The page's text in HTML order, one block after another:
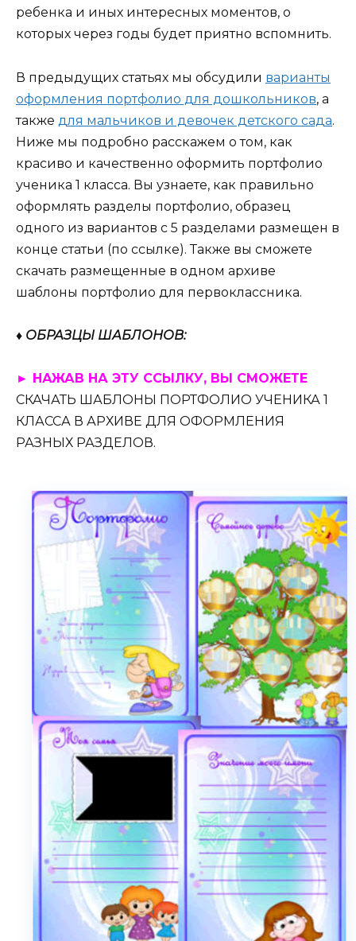
ребенка и иных интересных моментов, о
которых через годы будет приятно вспомнить.
В предыдущих статьях мы обсудили варианты
оформления портфолио для дошкольников, а
также для мальчиков и девочек детского сада.
Ниже мы подробно расскажем о том, как
красиво и качественно оформить портфолио
ученика 1 класса. Вы узнаете, как правильно
оформлять разделы портфолио, образец
одного из вариантов с 5 разделами размещен в
конце статьи (по ссылке). Также вы сможете
скачать размещенные в одном архиве
шаблоны портфолио для первоклассника.
♦ ОБРАЗЦЫ ШАБЛОНОВ:
► НАЖАВ НА ЭТУ ССЫЛКУ, ВЫ СМОЖЕТЕ
СКАЧАТЬ ШАБЛОНЫ ПОРТФОЛИО УЧЕНИКА 1
КЛАССА В АРХИВЕ ДЛЯ ОФОРМЛЕНИЯ
РАЗНЫХ РАЗДЕЛОВ.